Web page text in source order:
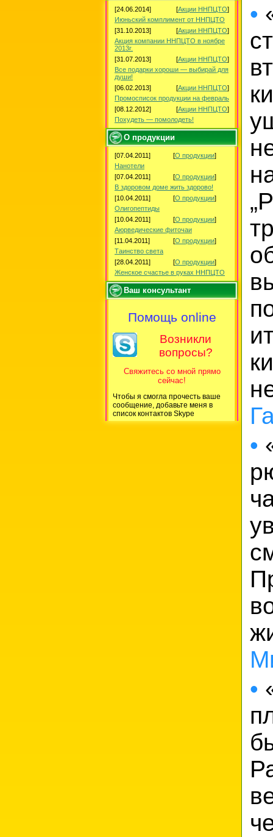
[24.06.2014] [Акции ННПЦТО]
Июньский комплимент от ННПЦТО
[31.10.2013]
[Акции ННПЦТО]
Акция компании ННПЦТО в ноябре
2013г.
[31.07.2013]
[Акции ННПЦТО]
Все подарки хороши — выбирай для
души!
[06.02.2013]
[Акции ННПЦТО]
Промосписок продукции на февраль
[08.12.2012]
[Акции ННПЦТО]
Похудеть — помолодеть!
О продукции
[07.04.2011] [О продукции]
Нанотели
[07.04.2011]
[О продукции]
В здоровом доме жить здорово!
[10.04.2011]
[О продукции]
Олигопептиды
[10.04.2011]
[О продукции]
Аюрведические фиточаи
[11.04.2011]
[О продукции]
Таинство света
[28.04.2011]
[О продукции]
Женское счастье в руках ННПЦТО
Ваш консультант
Помощь online
Возникли
вопросы?
Свяжитесь со мной прямо
сейчас!
Чтобы я смогла прочесть ваше
сообщение, добавьте меня в
список контактов Skype
•
•
•